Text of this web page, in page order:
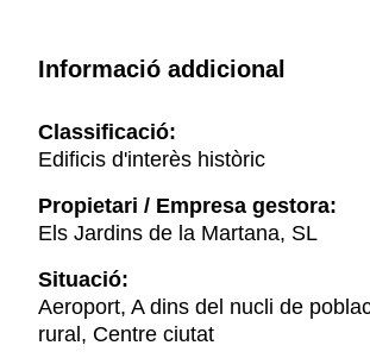
Informació addicional
Classificació:
Edificis d'interès històric
Propietari / Empresa gestora:
Els Jardins de la Martana, SL
Situació:
Aeroport, A dins del nucli de
rural, Centre ciutat